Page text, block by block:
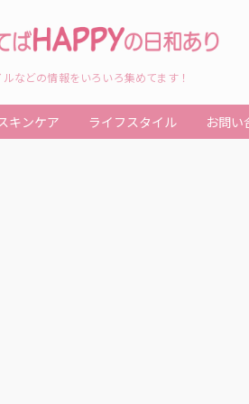
などの情報をいろいろ集めてます！
キンケア ライフスタイル お問い